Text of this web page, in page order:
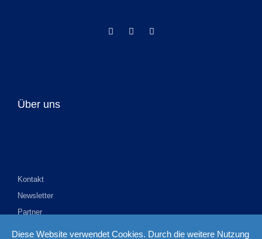
Über uns
Kontakt
Newsletter
Partner
Diese Website verwendet Cookies. Durch die weitere Nutzung